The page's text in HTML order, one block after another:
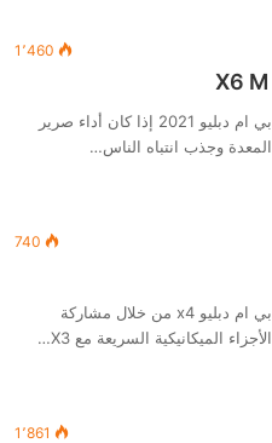
1٬460
بي ام دبليو 2021 إذا كان أداء صرير
المعدة وجذب انتباه الناس…
740
بي ام دبليو x4 من خلال مشاركة
الأجزاء الميكانيكية السريعة مع X3…
1٬861